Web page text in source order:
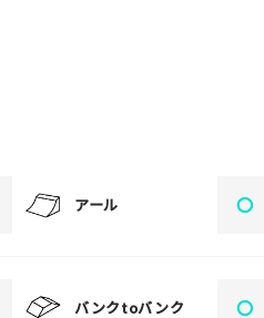
アール 〇
バンクtoバンク 〇